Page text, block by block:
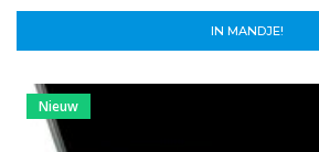
IN MANDJE!
Nieuw